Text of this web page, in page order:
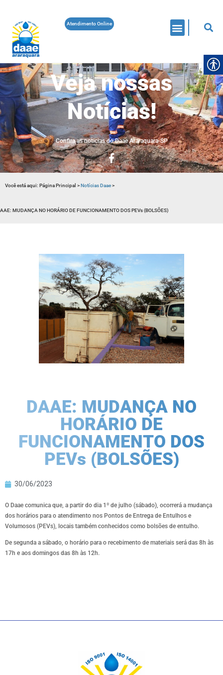
Atendimento Online
Veja nossas
Notícias!
Confira as noticias do Daae Araraquara-SP
Você está aqui: Página Principal >Notícias Daae>
MUDANÇA NO HORÁRIO DE FUNCIONAMENTO DOS PEVs (BOLSÕES)
DAAE: MUDANÇA NO
HORÁRIO DE
FUNCIONAMENTO DOS
PEVs (BOLSÕES)
30/06/2023
O Daae comunica que, a partir do dia 1º de julho (sábado), ocorrerá a mudança
dos horários para o atendimento nos Pontos de Entrega de Entulhos e
Volumosos (PEVs), locais também conhecidos como bolsões de entulho.
De segunda a sábado, o horário para o recebimento de materiais será das 8h às
17h e aos domingos das 8h às 12h.